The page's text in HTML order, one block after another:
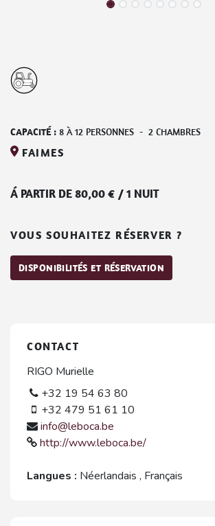
CAPACITÉ : 8 À12 PERSONNES - 2 CHAMBRES
FAIMES
Á PARTIR DE80,00€ /1 NUIT
VOUS SOUHAITEZ RÉSERVER ?
DISPONIBILITÉS ET RÉSERVATION
CONTACT
RIGO Murielle
+32 19 54 63 80
+32 479 51 61 10
info@leboca.be
http://www.leboca.be/
Langues : Néerlandais , Français